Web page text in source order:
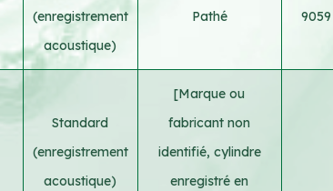
(enregistrement
acoustique)
Pathé 9059
Standard
(enregistrement
acoustique)
[Marque ou
fabricant non
identifié, cylindre
enregistré en